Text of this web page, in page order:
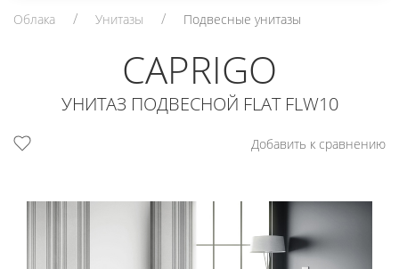
Облака Унитазы Подвесные унитазы
CAPRIGO
УНИТАЗ ПОДВЕСНОЙ FLAT FLW10
Добавить к сравнению